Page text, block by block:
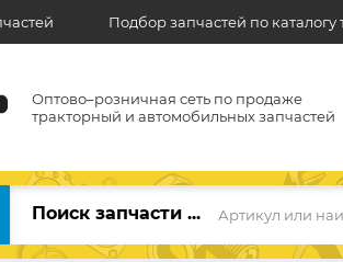
Подбор запчастей по каталогу
Оптово–розничная сеть по продаже
тракторный и автомобильных запчастей
Артикул или